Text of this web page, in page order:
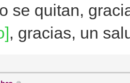
se quitan,
, gracias, un